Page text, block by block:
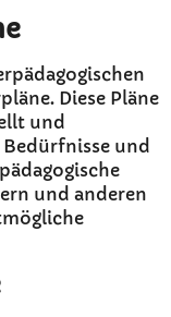
Diese Pläne
und
Bedürfnisse und
und anderen